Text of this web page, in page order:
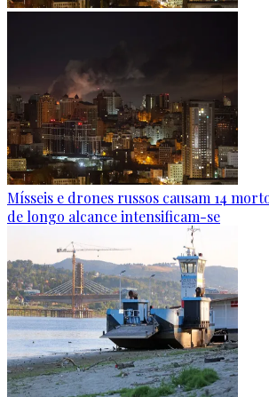
Mísseis e drones russos causam 14
de longo alcance intensificam-se